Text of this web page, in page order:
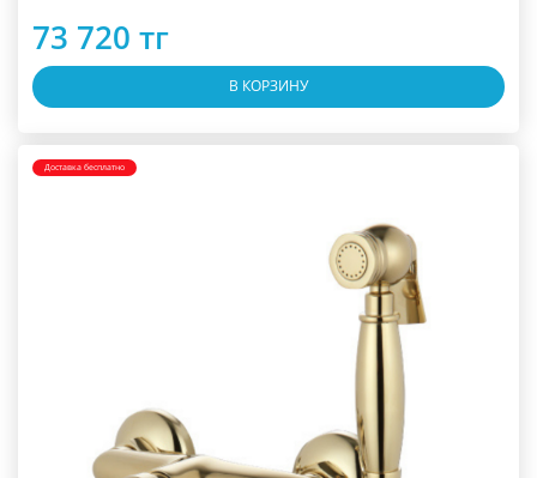
73 720 тг
В КОРЗИНУ
Доставка бесплатно